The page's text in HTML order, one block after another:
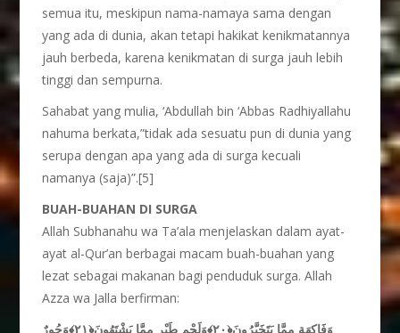
semua itu, meskipun nama-namaya sama dengan
yang ada di dunia, akan tetapi hakikat kenikmatannya
jauh berbeda, karena kenikmatan di surga jauh lebih
tinggi dan sempurna.
Sahabat yang mulia, ‘Abdullah bin ‘Abbas Radhiyallahu
nahuma berkata,”tidak ada sesuatu pun di dunia yang
serupa dengan apa yang ada di surga kecuali
namanya (saja)”.[5]
BUAH-BUAHAN DI SURGA
Allah Subhanahu wa Ta’ala menjelaskan dalam ayat-
ayat al-Qur’an berbagai macam buah-buahan yang
lezat sebagai makanan bagi penduduk surga. Allah
Azza wa Jalla berfirman:
وَفَاكِهَةٍ مِمَّا يَتَخَيَّرُونَ﴿٢٠﴾وَلَحْمِ طَيْرٍ مِمَّا يَشْتَهُونَ﴿٢١﴾وَحُورٌ